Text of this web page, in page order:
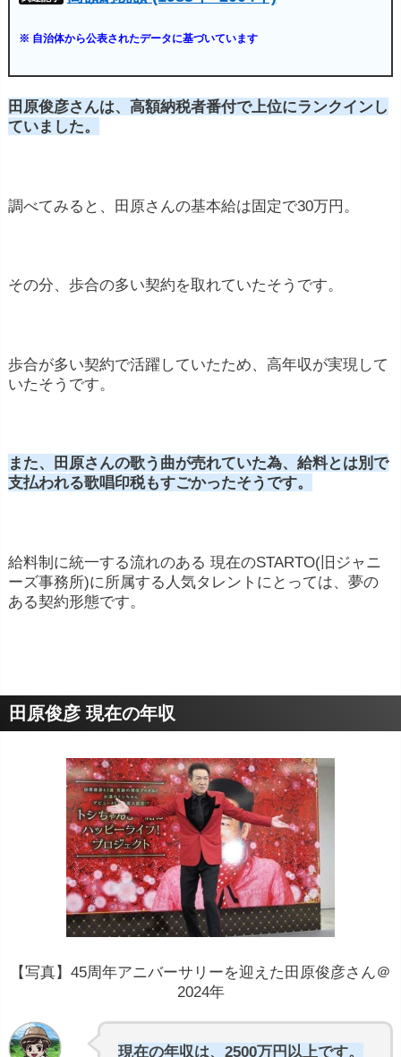
※ 自治体から公表されたデータに基づいています
田原俊彦さんは、高額納税者番付で上位にランクインし
ていました。
調べてみると、田原さんの基本給は固定で30万円。
その分、歩合の多い契約を取れていたそうです。
歩合が多い契約で活躍していたため、高年収が実現して
いたそうです。
また、田原さんの歌う曲が売れていた為、給料とは別で
支払われる歌唱印税もすごかったそうです。
給料制に統一する流れのある 現在のSTARTO(旧ジャニ
ーズ事務所)に所属する人気タレントにとっては、夢の
ある契約形態です。
田原俊彦 現在の年収
【写真】45周年アニバーサリーを迎えた田原俊彦さん＠
2024年
現在の年収は、2500万円以上です。